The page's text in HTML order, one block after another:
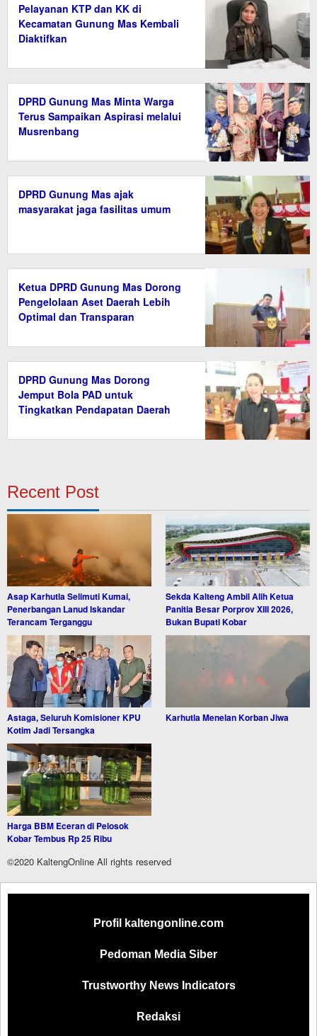
Pelayanan KTP dan KK di
Kecamatan Gunung Mas Kembali
Diaktifkan
DPRD Gunung Mas Minta Warga
Terus Sampaikan Aspirasi melalui
Musrenbang
DPRD Gunung Mas ajak
masyarakat jaga fasilitas umum
Ketua DPRD Gunung Mas Dorong
Pengelolaan Aset Daerah Lebih
Optimal dan Transparan
DPRD Gunung Mas Dorong
Jemput Bola PAD untuk
Tingkatkan Pendapatan Daerah
Recent Post
Asap Karhutla Selimuti Kumai,
Penerbangan Lanud Iskandar
Terancam Terganggu
Sekda Kalteng Ambil Alih Ketua
Panitia Besar Porprov XIII 2026,
Bukan Bupati Kobar
Astaga, Seluruh Komisioner KPU
Kotim Jadi Tersangka
Karhutla Menelan Korban Jiwa
Harga BBM Eceran di Pelosok
Kobar Tembus Rp 25 Ribu
©2020 KaltengOnline All rights reserved
Profil kaltengonline.com
Pedoman Media Siber
Trustworthy News Indicators
Redaksi